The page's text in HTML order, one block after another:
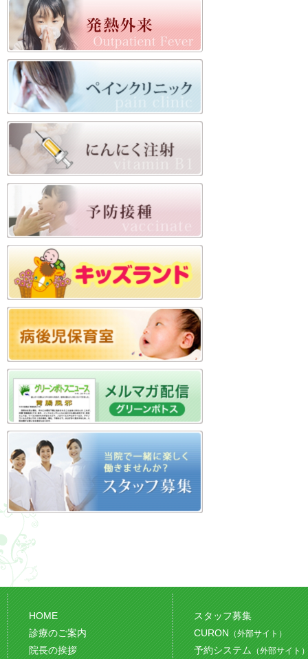
HOME
診療のご案内
院長の挨拶
スタッフ募集
CURON （外部サイト）
予約システム （外部サイト